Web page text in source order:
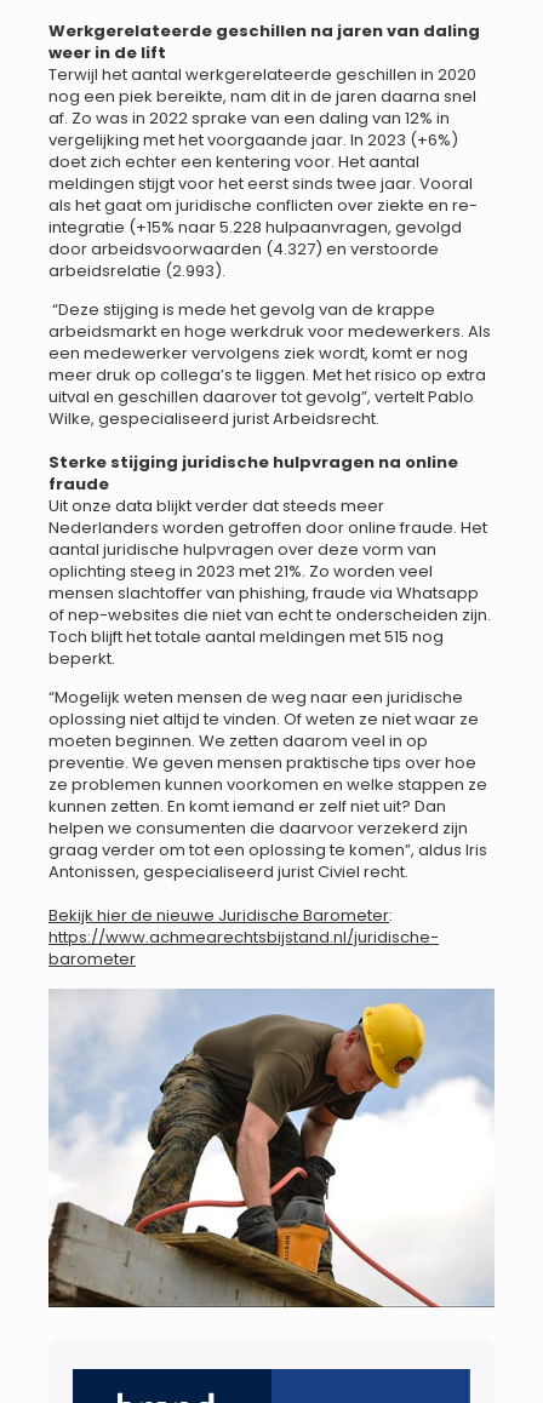
Werkgerelateerde geschillen na jaren van daling
weer in de lift
Terwijl het aantal werkgerelateerde geschillen in 2020
nog een piek bereikte, nam dit in de jaren daarna snel
af. Zo was in 2022 sprake van een daling van 12% in
vergelijking met het voorgaande jaar. In 2023 (+6%)
doet zich echter een kentering voor. Het aantal
meldingen stijgt voor het eerst sinds twee jaar. Vooral
als het gaat om juridische conflicten over ziekte en re-
integratie (+15% naar 5.228 hulpaanvragen, gevolgd
door arbeidsvoorwaarden (4.327) en verstoorde
arbeidsrelatie (2.993).
“Deze stijging is mede het gevolg van de krappe
arbeidsmarkt en hoge werkdruk voor medewerkers. Als
een medewerker vervolgens ziek wordt, komt er nog
meer druk op collega’s te liggen. Met het risico op extra
uitval en geschillen daarover tot gevolg”, vertelt Pablo
Wilke, gespecialiseerd jurist Arbeidsrecht.
Sterke stijging juridische hulpvragen na online
fraude
Uit onze data blijkt verder dat steeds meer
Nederlanders worden getroffen door online fraude. Het
aantal juridische hulpvragen over deze vorm van
oplichting steeg in 2023 met 21%. Zo worden veel
mensen slachtoffer van phishing, fraude via Whatsapp
of nep-websites die niet van echt te onderscheiden zijn.
Toch blijft het totale aantal meldingen met 515 nog
beperkt.
“Mogelijk weten mensen de weg naar een juridische
oplossing niet altijd te vinden. Of weten ze niet waar ze
moeten beginnen. We zetten daarom veel in op
preventie. We geven mensen praktische tips over hoe
ze problemen kunnen voorkomen en welke stappen ze
kunnen zetten. En komt iemand er zelf niet uit? Dan
helpen we consumenten die daarvoor verzekerd zijn
graag verder om tot een oplossing te komen”, aldus Iris
Antonissen, gespecialiseerd jurist Civiel recht.
Bekijk hier de nieuwe Juridische Barometer:
https://www.achmearechtsbijstand.nl/juridische-
barometer